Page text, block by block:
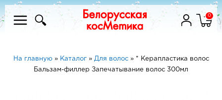
0
На главную» Каталог» Для волос» * Керапластика волос
Бальзам-филлер Запечатывание волос 300мл